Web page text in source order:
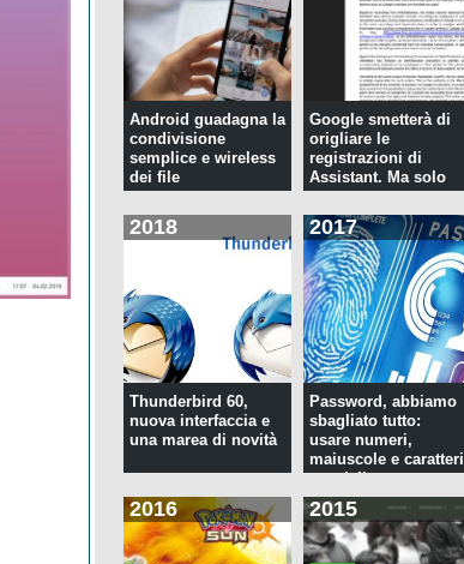
Android guadagna la
condivisione
semplice e wireless
dei file
Google smetterà di
origliare le
registrazioni di
Assistant. Ma solo
per tre...
2018
Thunderbird 60,
nuova interfaccia e
una marea di novità
2017
Password, abbiamo
sbagliato tutto:
usare numeri,
maiuscole e caratteri
speciali ...
2016 2015